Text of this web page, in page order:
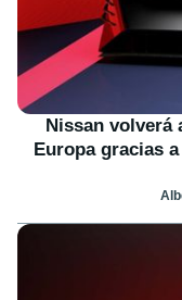
Nissan volverá
Europa gracias